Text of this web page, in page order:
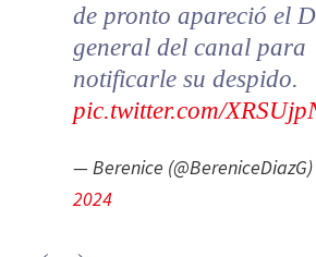
de pronto apareció el
general del canal para
notificarle su despido.
pic.twitter.com/
— Berenice (@BereniceDiazG)
2024